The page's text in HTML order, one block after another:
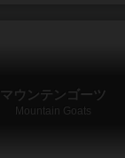
マウンテンゴーツ
Mountain Goats